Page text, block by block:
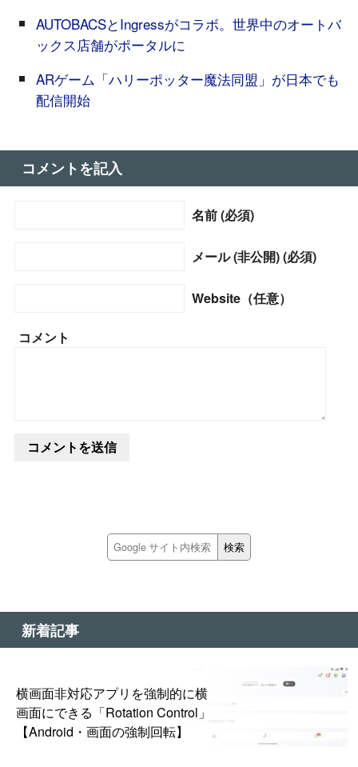
AUTOBACSとIngressがコラボ。世界中のオートバ
ックス店舗がポータルに
ARゲーム「ハリーポッター魔法同盟」が日本でも
配信開始
コメントを記入
名前 (必須)
メール (非公開) (必須)
Website（任意）
コメント
新着記事
横画面非対応アプリを強制的に横
画面にできる「Rotation Control」
【Android・画面の強制回転】